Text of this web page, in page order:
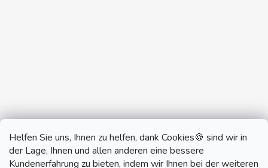
Helfen Sie uns, Ihnen zu helfen, dank Cookies🍪 sind wir in
der Lage, Ihnen und allen anderen eine bessere
Kundenerfahrung zu bieten, indem wir Ihnen bei der weiteren